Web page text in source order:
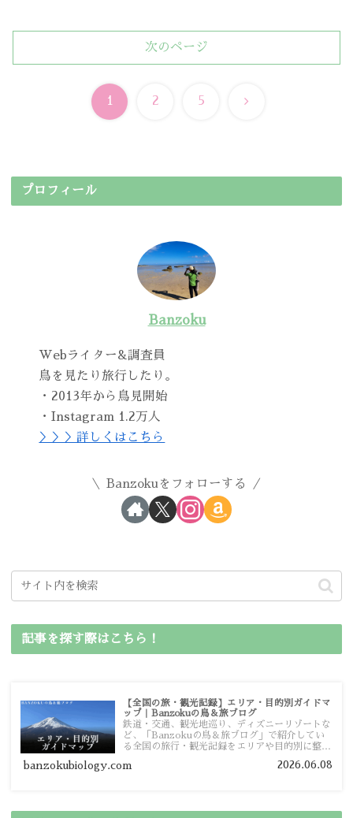
次のページ
1 2 5 次
プロフィール
Banzoku
Webライター&調査員
鳥を見たり旅行したり。
・2013年から鳥見開始
・Instagram 1.2万人
＞＞＞詳しくはこちら
Banzokuをフォローする
記事を探す際はこちら！
【全国の旅・観光記録】エリア・目的別ガイドマ
ップ｜Banzokuの鳥＆旅ブログ
鉄道・交通、観光地巡り、ディズニーリゾートな
ど、「Banzokuの鳥＆旅ブログ」で紹介してい
る全国の旅行・観光記録をエリアや目的別に整理
ガイドマップからスムーズに見つけていただけま
banzokubiology.com 2026.06.08